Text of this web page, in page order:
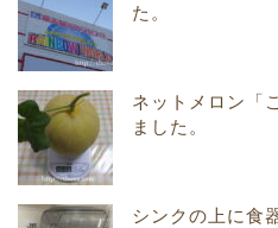
た。
ネットメロン「
ました。
シンクの上に食